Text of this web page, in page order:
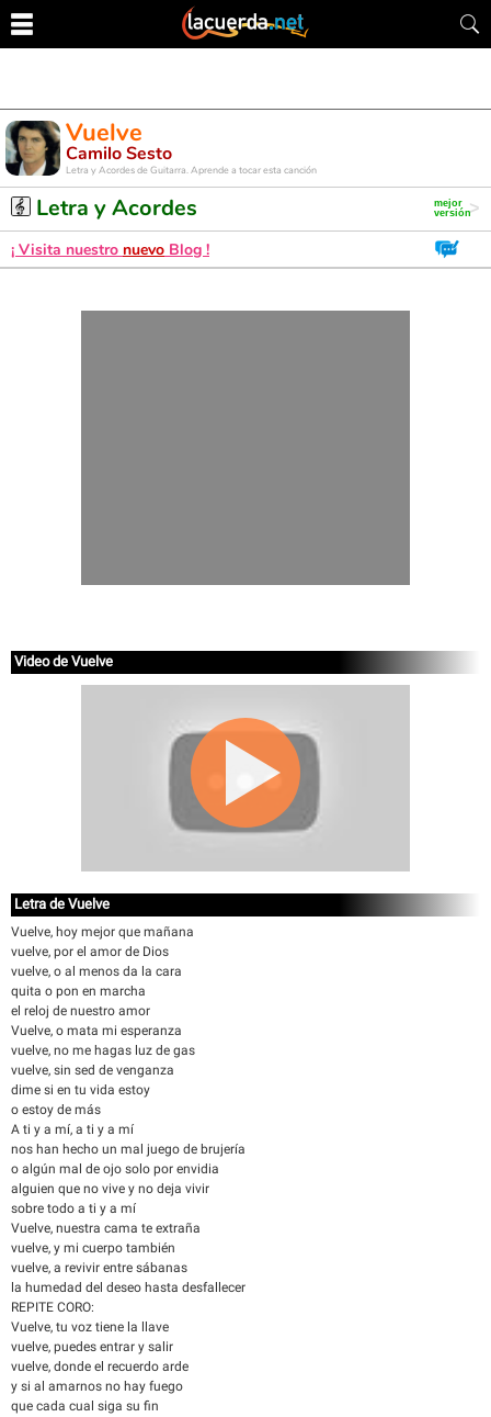
Vuelve
Camilo Sesto
Letra y Acordes de Guitarra. Aprende a tocar esta canción
Letra y Acordes
¡ Visita nuestro nuevo Blog !
Video de Vuelve
Letra de Vuelve
Vuelve, hoy mejor que mañana
vuelve, por el amor de Dios
vuelve, o al menos da la cara
quita o pon en marcha
el reloj de nuestro amor
Vuelve, o mata mi esperanza
vuelve, no me hagas luz de gas
vuelve, sin sed de venganza
dime si en tu vida estoy
o estoy de más
A ti y a mí, a ti y a mí
nos han hecho un mal juego de brujería
o algún mal de ojo solo por envidia
alguien que no vive y no deja vivir
sobre todo a ti y a mí
Vuelve, nuestra cama te extraña
vuelve, y mi cuerpo también
vuelve, a revivir entre sábanas
la humedad del deseo hasta desfallecer
REPITE CORO:
Vuelve, tu voz tiene la llave
vuelve, puedes entrar y salir
vuelve, donde el recuerdo arde
y si al amarnos no hay fuego
que cada cual siga su fin